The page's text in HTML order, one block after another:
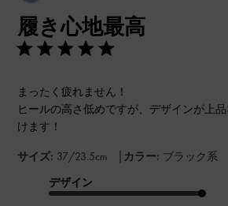
履き心地最高
まったく疲れません！
ヒールの高さ低めですが、デザインが上
けます！
サイズ: 37/23.5cm | カラー: ブラック系
デザイン